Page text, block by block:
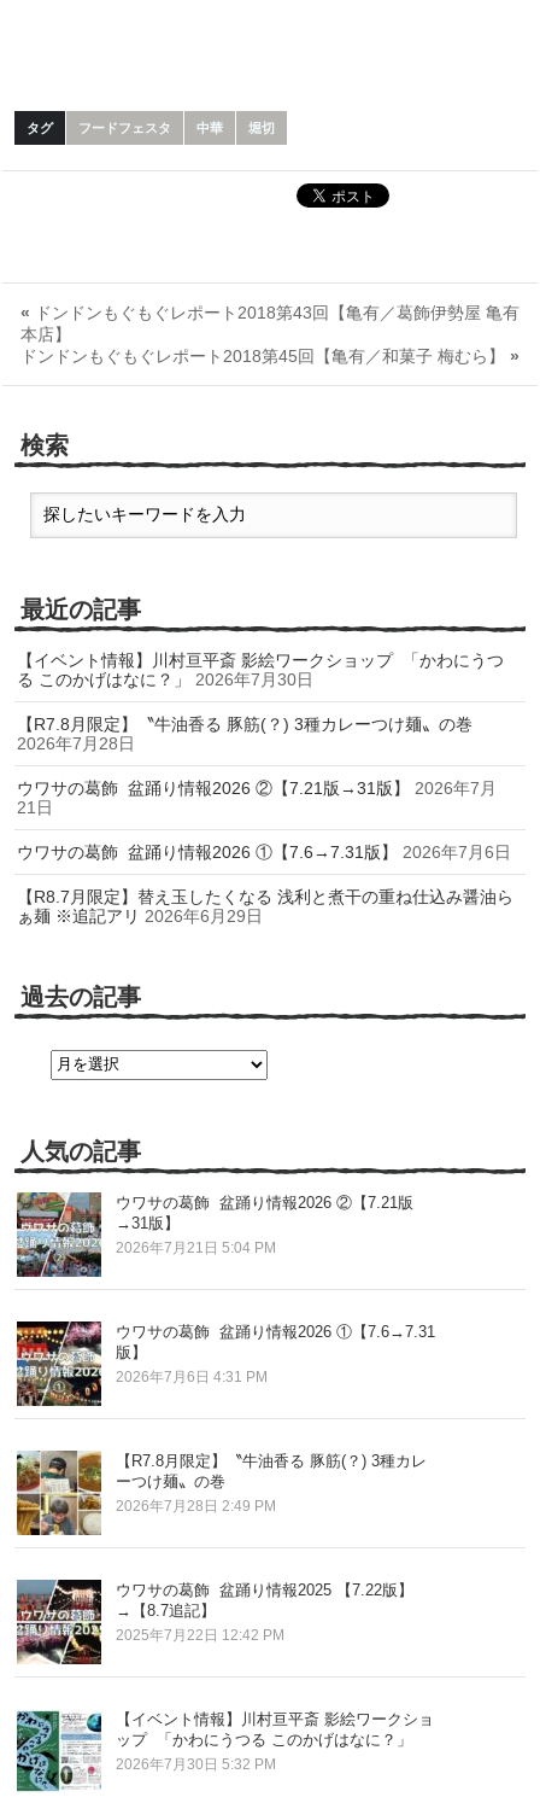
タグ フードフェスタ 中華 堀切
« ドンドンもぐもぐレポート2018第43回【亀有／葛飾伊勢屋 亀有
本店】
ドンドンもぐもぐレポート2018第45回【亀有／和菓子 梅むら】 »
検索
最近の記事
【イベント情報】川村亘平斎 影絵ワークショップ 「かわにうつ
る このかげはなに？」
2026年7月30日
【R7.8月限定】〝牛油香る 豚筋(？) 3種カレーつけ麺〟の巻
2026年7月28日
ウワサの葛飾 盆踊り情報2026 ②【7.21版→31版】
2026年7月
21日
ウワサの葛飾 盆踊り情報2026 ①【7.6→7.31版】 2026年7月6日
【R8.7月限定】替え玉したくなる 浅利と煮干の重ね仕込み醤油ら
ぁ麺 ※追記アリ 2026年6月29日
過去の記事
人気の記事
ウワサの葛飾 盆踊り情報2026 ②【7.21版
→31版】
2026年7月21日 5:04 PM
ウワサの葛飾 盆踊り情報2026 ①【7.6→7.31
版】
2026年7月6日 4:31 PM
【R7.8月限定】〝牛油香る 豚筋(？) 3種カレ
ーつけ麺〟の巻
2026年7月28日 2:49 PM
ウワサの葛飾 盆踊り情報2025 【7.22版】
→【8.7追記】
2025年7月22日 12:42 PM
【イベント情報】川村亘平斎 影絵ワークショ
ップ 「かわにうつる このかげはなに？」
2026年7月30日 5:32 PM